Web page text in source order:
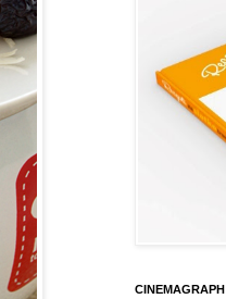
CINEMAGRAPH